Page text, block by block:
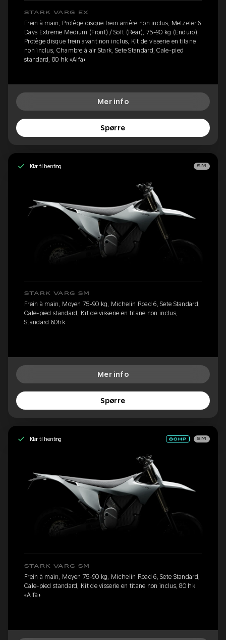
STARK VARG EX
Frein à main, Protège disque frein arrière non inclus, Metzeler 6
Days Extreme Medium (Front) / Soft (Rear), 75-90 kg (Enduro),
Protège disque frein avant non inclus, Kit de visserie en titane
non inclus, Chambre à air Stark, Sete Standard, Cale-pied
standard, 80 hk «Alfa»
Mer info
Spørre
Klar til henting SM
STARK VARG SM
Frein à main, Moyen 75-90 kg, Michelin Road 6, Sete Standard,
Cale-pied standard, Kit de visserie en titane non inclus,
Standard 60hk
Mer info
Spørre
Klar til henting SM
STARK VARG SM
Frein à main, Moyen 75-90 kg, Michelin Road 6, Sete Standard,
Cale-pied standard, Kit de visserie en titane non inclus, 80 hk
«Alfa»